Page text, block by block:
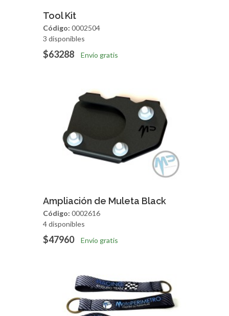
Agregar
Tool Kit
Código: 0002504
3 disponibles
$63288 Envío gratis
Agregar Vista Rapida
Ampliación de Muleta Black
Código: 0002616
4 disponibles
$47960 Envío gratis